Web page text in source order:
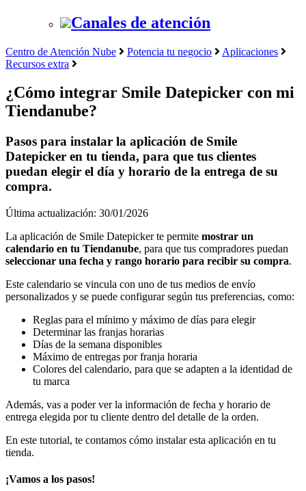
Canales de atención
Centro de Atención Nube Potencia tu negocio
Aplicaciones
Recursos extra
¿Cómo integrar Smile Datepicker con mi
Tiendanube?
Pasos para instalar la aplicación de Smile
Datepicker en tu tienda, para que tus clientes
puedan elegir el día y horario de la entrega de su
compra.
Última actualización: 30/01/2026
La aplicación de Smile Datepicker te permite mostrar un
calendario en tu Tiendanube, para que tus compradores puedan
seleccionar una fecha y rango horario para recibir su compra.
Este calendario se vincula con uno de tus medios de envío
personalizados y se puede configurar según tus preferencias, como:
Reglas para el mínimo y máximo de días para elegir
Determinar las franjas horarias
Días de la semana disponibles
Máximo de entregas por franja horaria
Colores del calendario, para que se adapten a la identidad de
tu marca
Además, vas a poder ver la información de fecha y horario de
entrega elegida por tu cliente dentro del detalle de la orden.
En este tutorial, te contamos cómo instalar esta aplicación en tu
tienda.
¡Vamos a los pasos!